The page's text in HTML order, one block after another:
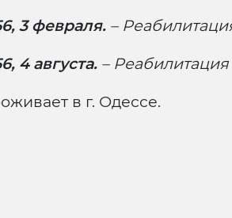
3 февраля. –
4 августа. – Реабилитация
в г. Одессе.